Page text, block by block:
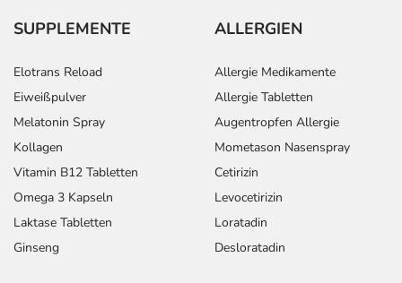
SUPPLEMENTE
Elotrans Reload
Eiweißpulver
Melatonin Spray
Kollagen
Vitamin B12 Tabletten
Omega 3 Kapseln
Laktase Tabletten
Ginseng
ALLERGIEN
Allergie Medikamente
Allergie Tabletten
Augentropfen Allergie
Mometason Nasenspray
Cetirizin
Levocetirizin
Loratadin
Desloratadin